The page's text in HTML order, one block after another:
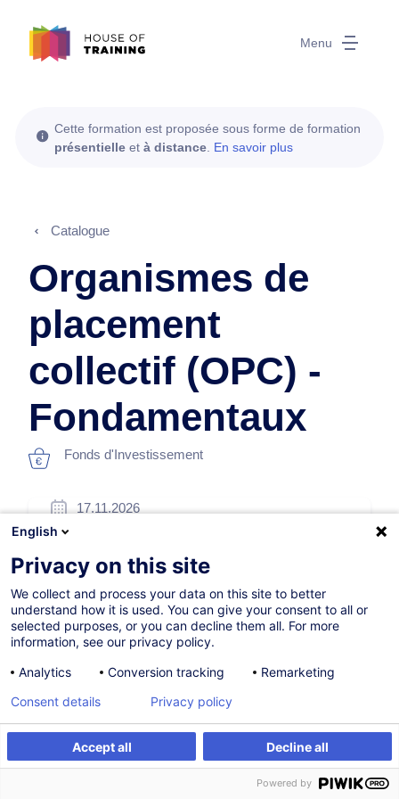
Menu
S'inscrire Formation sur mesure
Cette formation est proposée sous forme de formation
présentielle et à distance En savoir plus
Catalogue
Organismes de
placement
collectif (OPC) -
Fondamentaux
Fonds d'Investissement
17.11.2026
Formation présentielle
Formation à distance
Blended Learning
Cours du jour
French / Français
000056
English
Privacy on this site
We collect and process your data on this site to better
understand how it is used. You can give your consent to all or
selected purposes, or you can decline them all. For more
information, see our privacy policy.
Analytics
Conversion tracking Remarketing
Accept all Decline all
Consent details Privacy policy
Powered by